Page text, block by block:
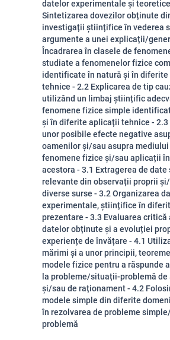
datelor experimentale și
Sintetizarea dovezilor obținute
investigații științifice în vederea
argumente a unei explicații/
Încadrarea în clasele de
studiate a fenomenelor fizice
identificate în natură și în
tehnice - 2.2 Explicarea de tip
utilizând un limbaj științific
fenomene fizice simple
și în diferite aplicații tehnice - 2.3
unor posibile efecte negative
oamenilor și/sau asupra
fenomene fizice și/sau aplicații
acestora - 3.1 Extragerea de
relevante din observații proprii
diverse surse - 3.2 Organizarea
experimentale, științifice în
prezentare - 3.3 Evaluarea critică
datelor obținute și a evoluției
experiențe de învățare - 4.1
mărimi și a unor principii,
modele fizice pentru a răspunde
la probleme/situații-problemă de
și/sau de raționament - 4.2
modele simple din diferite
în rezolvarea de probleme
problemă